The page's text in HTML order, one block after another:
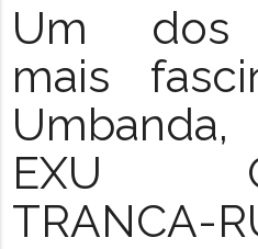
Um dos
mais
EXU
TRANCA-